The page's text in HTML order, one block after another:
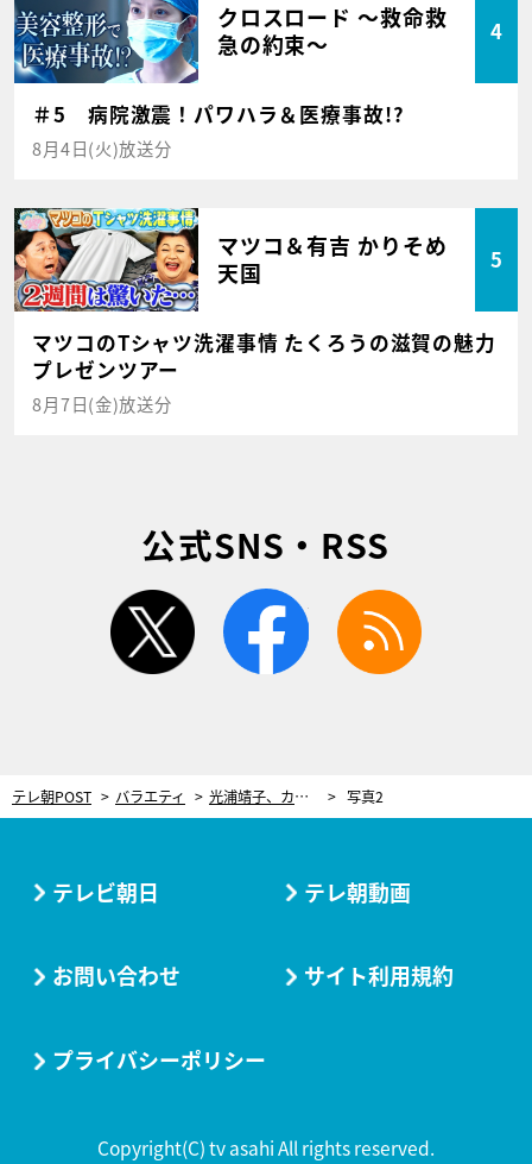
クロスロード ～救命救
急の約束～
4
＃5 病院激震！パワハラ＆医療事故!?
8月4日(火)放送分
マツコ＆有吉 かりそめ
天国
5
マツコのTシャツ洗濯事情 たくろうの滋賀の魅力
プレゼンツアー
8月7日(金)放送分
公式SNS・RSS
twitter facebook
テレ朝POST バラエティ 光浦靖子、カナダ留学生活に密着！二階堂ふみとの交友関係も告白「ご飯を奢ってもらった」 写真2
テレビ朝日 テレ朝動画
お問い合わせ サイト利用規約
プライバシーポリシー
Copyright(C) tv asahi All rights reserved.